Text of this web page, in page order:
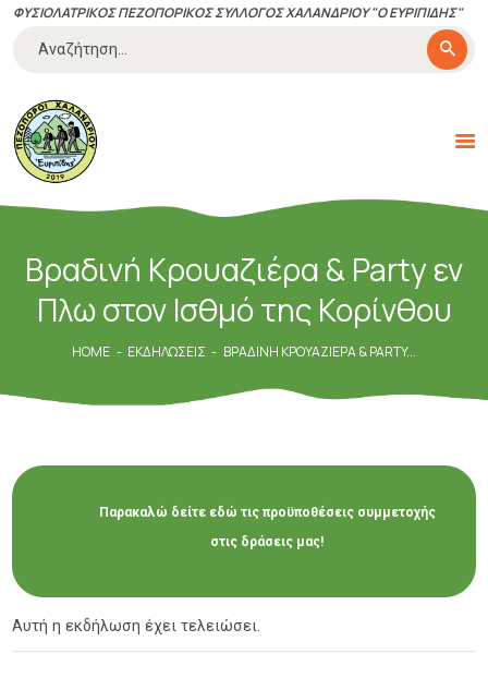
ΦΥΣΙΟΛΑΤΡΙΚΟΣ ΠΕΖΟΠΟΡΙΚΟΣ ΣΥΛΛΟΓΟΣ ΧΑΛΑΝΔΡΙΟΥ "Ο ΕΥΡΙΠΙΔΗΣ"
Αναζήτηση
για:
Βραδινή Κρουαζιέρα & Party εν
Πλω στον Ισθμό της Κορίνθου
HOME ΕΚΔΗΛΏΣΕΙΣ ΒΡΑΔΙΝΉ ΚΡΟΥΑΖΙΈΡΑ & PARTY...
ΔΡΆΣΕΙΣ-ΕΚΔΗΛΏΣΕΙΣ
ΠΟΙΟΊ ΕΊΜΑΣΤΕ
ΚΑΝΟΝΙΣΜΟΊ
Παρακαλώ δείτε εδώ τις προϋποθέσεις συμμετοχής
στις δράσεις μας!
Αυτή η εκδήλωση έχει τελειώσει.